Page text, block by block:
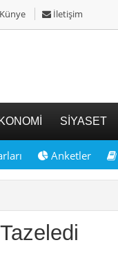
Künye İletişim
SİYASET
Anketler